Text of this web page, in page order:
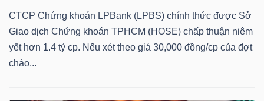
CTCP Chứng khoán LPBank (LPBS) chính thức được Sở
Giao dịch Chứng khoán TPHCM (HOSE) chấp thuận niêm
yết hơn 1.4 tỷ cp. Nếu xét theo giá 30,000 đồng/cp của đợt
chào...